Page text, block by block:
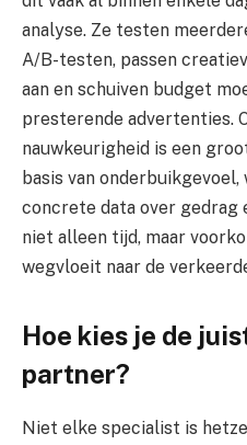
analyse. Ze testen
A/B-testen, passen
aan en schuiven budget
presterende advertenties.
nauwkeurigheid is een
basis van
concrete data over gedrag
niet alleen tijd, maar
wegvloeit naar de
Hoe kies je de
partner?
Niet elke specialist is